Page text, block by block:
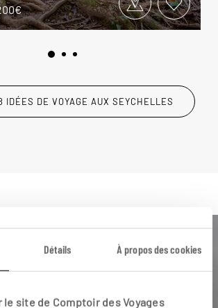
Détails À propos des cookies
le site de Comptoir des Voyages
IDÉES DE VOYAGE AUX SEYCHELLES